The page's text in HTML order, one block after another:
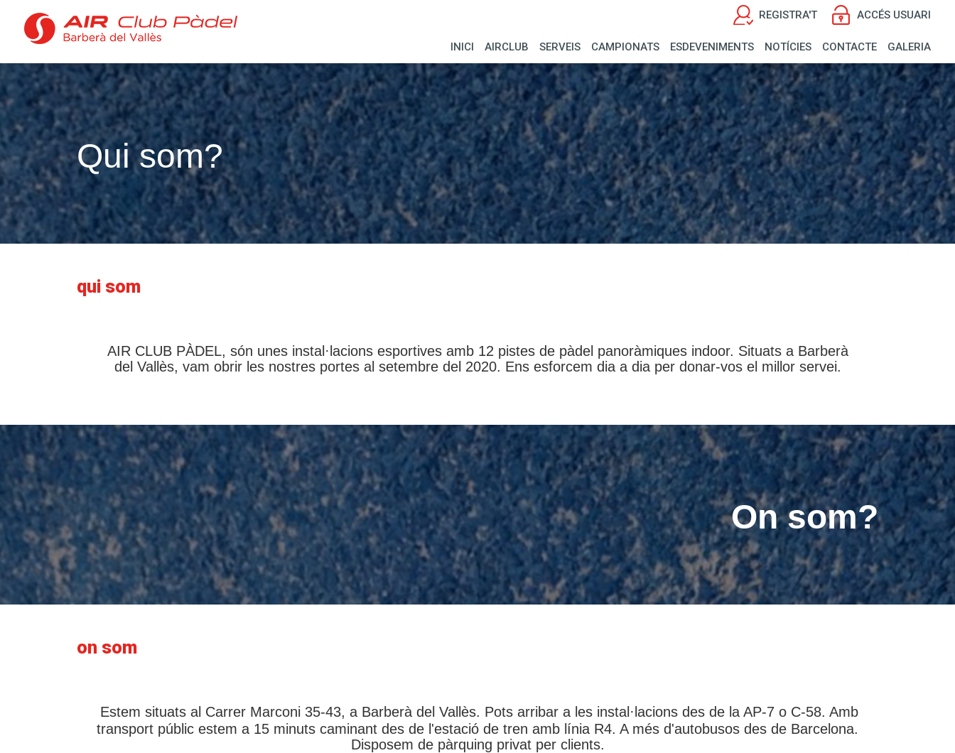
REGISTRA'T ACCÉS USUARI
INICI AIRCLUB SERVEIS CAMPIONATS ESDEVENIMENTS NOTÍCIES CONTACTE GALERIA
Qui som?
qui som
AIR CLUB PÀDEL, són unes instal·lacions esportives amb 12 pistes de pàdel panoràmiques indoor. Situats a Barberà
del Vallès, vam obrir les nostres portes al setembre del 2020. Ens esforcem dia a dia per donar-vos el millor servei.
On som?
on som
Estem situats al Carrer Marconi 35-43, a Barberà del Vallès. Pots arribar a les instal·lacions des de la AP-7 o C-58. Amb
transport públic estem a 15 minuts caminant des de l'estació de tren amb línia R4. A més d'autobusos des de Barcelona.
Disposem de pàrquing privat per clients.